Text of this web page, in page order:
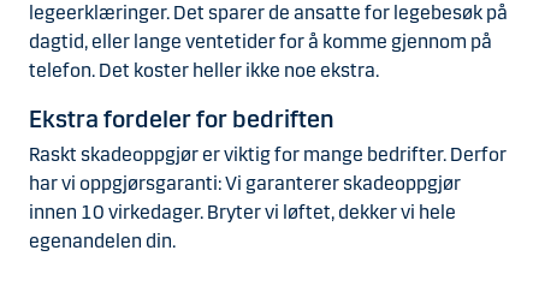
legeerklæringer. Det sparer de ansatte for legebesøk på
dagtid, eller lange ventetider for å komme gjennom på
telefon. Det koster heller ikke noe ekstra.
Ekstra fordeler for bedriften
Raskt skadeoppgjør er viktig for mange bedrifter. Derfor
har vi oppgjørsgaranti: Vi garanterer skadeoppgjør
innen 10 virkedager. Bryter vi løftet, dekker vi hele
egenandelen din.